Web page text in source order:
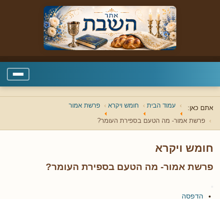
אתם כאן: עמוד הבית חומש ויקרא פרשת אמור
פרשת אמור- מה הטעם בספירת העומר?
חומש ויקרא
פרשת אמור- מה הטעם בספירת העומר?
הדפסה